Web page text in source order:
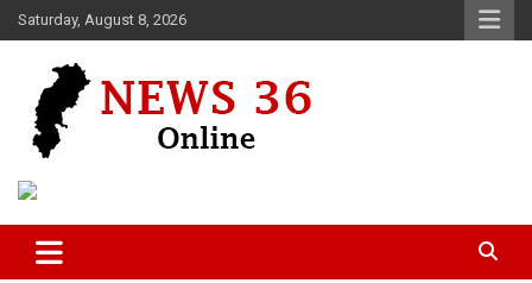
Skip
to
Saturday, August 8, 2026
News 36